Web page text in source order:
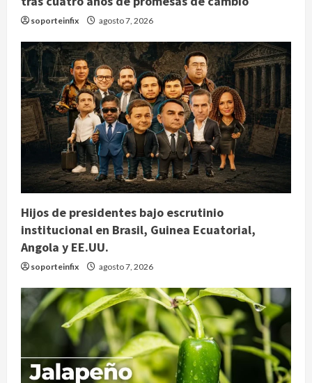
soporteinfix agosto 7, 2026
Hijos de presidentes bajo escrutinio
institucional en Brasil, Guinea Ecuatorial,
Angola y EE.UU.
soporteinfix agosto 7, 2026